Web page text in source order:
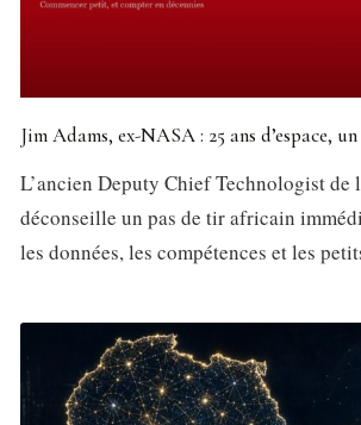
Jim Adams, ex-NASA : 25 ans d’espace,
L’ancien Deputy Chief Technologist de
déconseille un pas de tir africain
les données, les compétences et les